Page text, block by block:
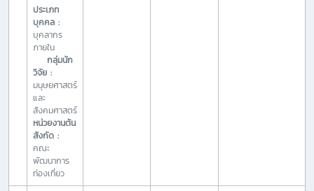
ประเภท
บุคคล :
บุคลากร
ภายใน
กลุ่มนัก
วิจัย :
มนุษยศาสตร์
และ
สังคมศาสตร์
หน่วยงานต้น
สังกัด :
คณะ
พัฒนาการ
ท่องเที่ยว